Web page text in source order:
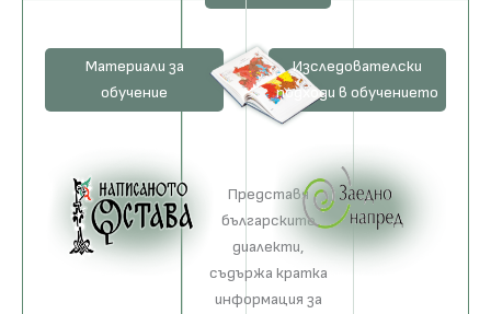
Представя
българските
диалекти,
съдържа кратка
информация за
Материали за
обучение
Изследователски
подходи в обучението